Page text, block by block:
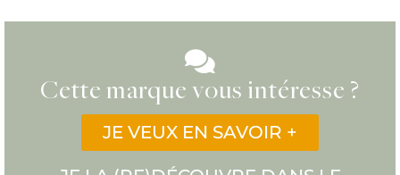
Cette marque vous intéresse ?
JE VEUX EN SAVOIR +